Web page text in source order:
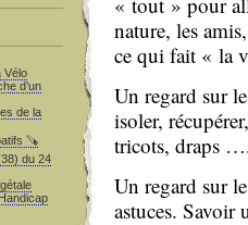
nature, les
ce qui fait « la
Un regard sur
isoler,
tricots, draps
Un regard sur
astuces. Savoir
Vélo
d’un
de la
🪚​
du 24